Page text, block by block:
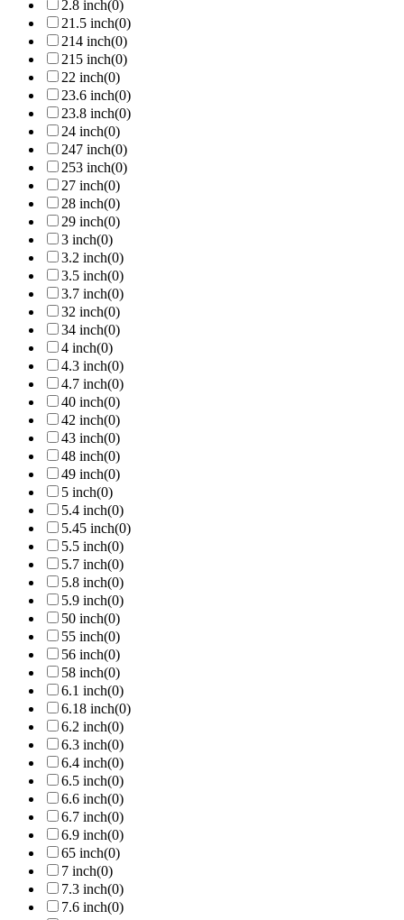
2.8 inch(0)
21.5 inch(0)
214 inch(0)
215 inch(0)
22 inch(0)
23.6 inch(0)
23.8 inch(0)
24 inch(0)
247 inch(0)
253 inch(0)
27 inch(0)
28 inch(0)
29 inch(0)
3 inch(0)
3.2 inch(0)
3.5 inch(0)
3.7 inch(0)
32 inch(0)
34 inch(0)
4 inch(0)
4.3 inch(0)
4.7 inch(0)
40 inch(0)
42 inch(0)
43 inch(0)
48 inch(0)
49 inch(0)
5 inch(0)
5.4 inch(0)
5.45 inch(0)
5.5 inch(0)
5.7 inch(0)
5.8 inch(0)
5.9 inch(0)
50 inch(0)
55 inch(0)
56 inch(0)
58 inch(0)
6.1 inch(0)
6.18 inch(0)
6.2 inch(0)
6.3 inch(0)
6.4 inch(0)
6.5 inch(0)
6.6 inch(0)
6.7 inch(0)
6.9 inch(0)
65 inch(0)
7 inch(0)
7.3 inch(0)
7.6 inch(0)